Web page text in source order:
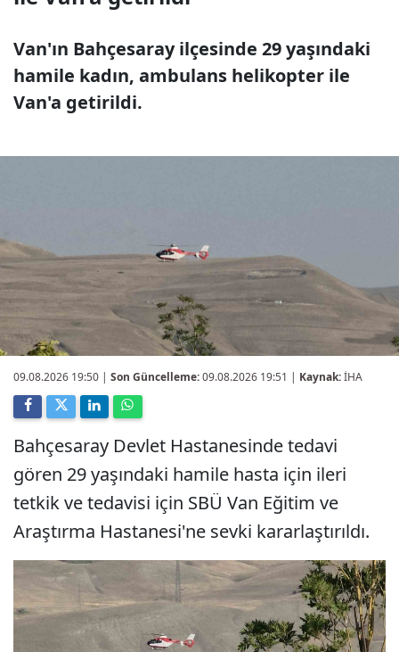
Van'ın Bahçesaray ilçesinde 29 yaşındaki
hamile kadın, ambulans helikopter ile
Van'a getirildi.
09.08.2026 19:50 | Son Güncelleme:09.08.2026 19:51 | Kaynak:İHA
Bahçesaray Devlet Hastanesinde tedavi
gören 29 yaşındaki hamile hasta için ileri
tetkik ve tedavisi için SBÜ Van Eğitim ve
Araştırma Hastanesi'ne sevki kararlaştırıldı.